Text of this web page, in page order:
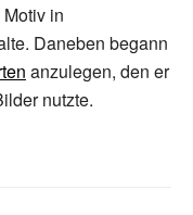
in
Daneben begann
anzulegen, den er
nutzte.